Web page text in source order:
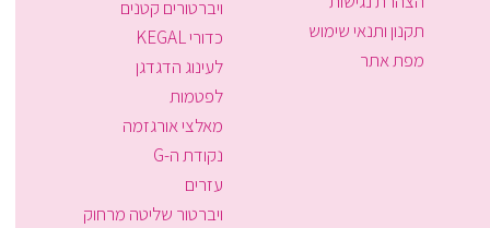
תקנון ותנאי שימוש
מפת אתר
ויברטורים קטנים
כדורי KEGAL
לעינוג הדגדגן
לפטמות
מאלצי אורגזמה
נקודת ה-G
עזרים
ויברטור שליטה מרחוק